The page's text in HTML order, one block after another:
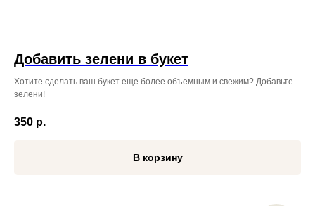
Добавить зелени в букет
Хотите сделать ваш букет еще более объемным и свежим? Добавьте
зелени!
350 р.
В корзину